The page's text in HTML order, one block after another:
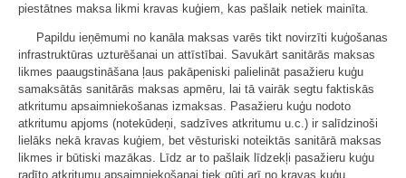
piestātnes maksa likmi kravas kuģiem, kas pašlaik netiek mainīta.
Papildu ieņēmumi no kanāla maksas varēs tikt novirzīti kuģošanas
infrastruktūras uzturēšanai un attīstībai. Savukārt sanitārās maksas
likmes paaugstināšana ļaus pakāpeniski palielināt pasažieru kuģu
samaksātās sanitārās maksas apmēru, lai tā vairāk segtu faktiskās
atkritumu apsaimniekošanas izmaksas. Pasažieru kuģu nodoto
atkritumu apjoms (notekūdeņi, sadzīves atkritumu u.c.) ir salīdzinoši
lielāks nekā kravas kuģiem, bet vēsturiski noteiktās sanitārā maksas
likmes ir būtiski mazākas. Līdz ar to pašlaik līdzekļi pasažieru kuģu
radīto atkritumu apsaimniekošanai tiek gūti arī no kravas kuģu